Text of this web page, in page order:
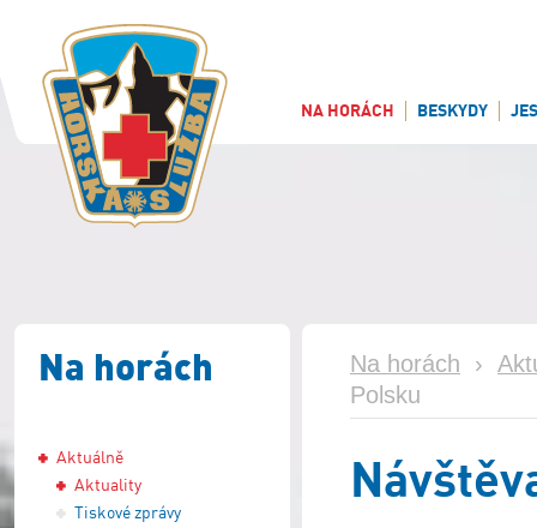
NA HORÁCH BESKYDY
Na horách
Aktuálně
Aktuality
Tiskové zprávy
Na horách ›
Polsku